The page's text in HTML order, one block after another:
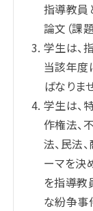
指導教員
論文（課
学生は、
当該年度
ばなりま
学生は、
作権法、
法、民法
ーマを決
を指導教
な紛争事